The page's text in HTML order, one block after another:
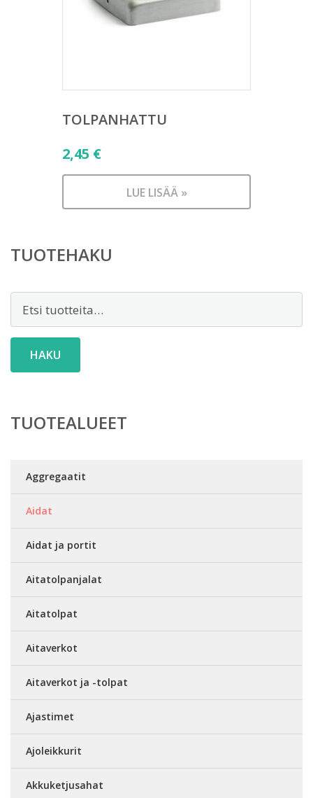
TOLPANHATTU
2,45 €
LUE LISÄÄ »
TUOTEHAKU
HAKU
TUOTEALUEET
Aggregaatit
Aidat
Aidat ja portit
Aitatolpanjalat
Aitatolpat
Aitaverkot
Aitaverkot ja -tolpat
Ajastimet
Ajoleikkurit
Akkuketjusahat